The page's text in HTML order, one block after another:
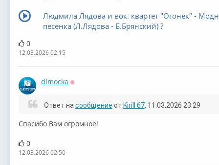
Людмила Лядова и вок. квартет "Огонёк" -
песенка (Л.Лядова - Б.Брянский) ?
0
12.03.2026 02:15
dimocka
Ответ на сообщение от Kirill 67, 11.03.2026 23:29
Спасибо Вам огромное!
0
12.03.2026 02:50